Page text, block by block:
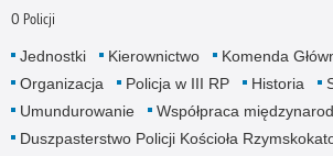
O Policji
Jednostki Kierownictwo
Komenda
Organizacja
Policja w III RP Historia
Umundurowanie
Współpraca
Duszpasterstwo Policji Kościoła